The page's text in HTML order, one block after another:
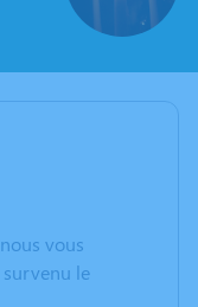
vous
survenu le